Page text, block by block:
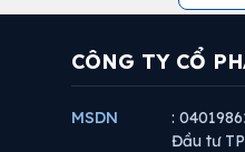
CÔNG TY CỔ
MSDN
:
Đầu tư